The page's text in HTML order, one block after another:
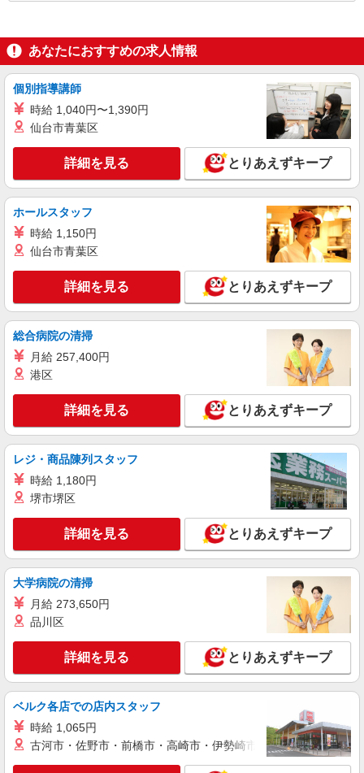
あなたにおすすめの求人情報
個別指導講師
時給 1,040円〜1,390円
仙台市青葉区
詳細を見る とりあえずキープ
ホールスタッフ
時給 1,150円
仙台市青葉区
詳細を見る とりあえずキープ
総合病院の清掃
月給 257,400円
港区
詳細を見る とりあえずキープ
レジ・商品陳列スタッフ
時給 1,180円
堺市堺区
詳細を見る とりあえずキープ
大学病院の清掃
月給 273,650円
品川区
詳細を見る とりあえずキープ
ベルク各店での店内スタッフ
時給 1,065円
古河市・佐野市・前橋市・高崎市・伊勢崎市・太田市・館林市